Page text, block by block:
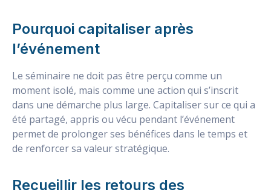
Pourquoi capitaliser après
l’événement
Le séminaire ne doit pas être perçu comme un
moment isolé, mais comme une action qui s’inscrit
dans une démarche plus large. Capitaliser sur ce qui a
été partagé, appris ou vécu pendant l’événement
permet de prolonger ses bénéfices dans le temps et
de renforcer sa valeur stratégique.
Recueillir les retours des